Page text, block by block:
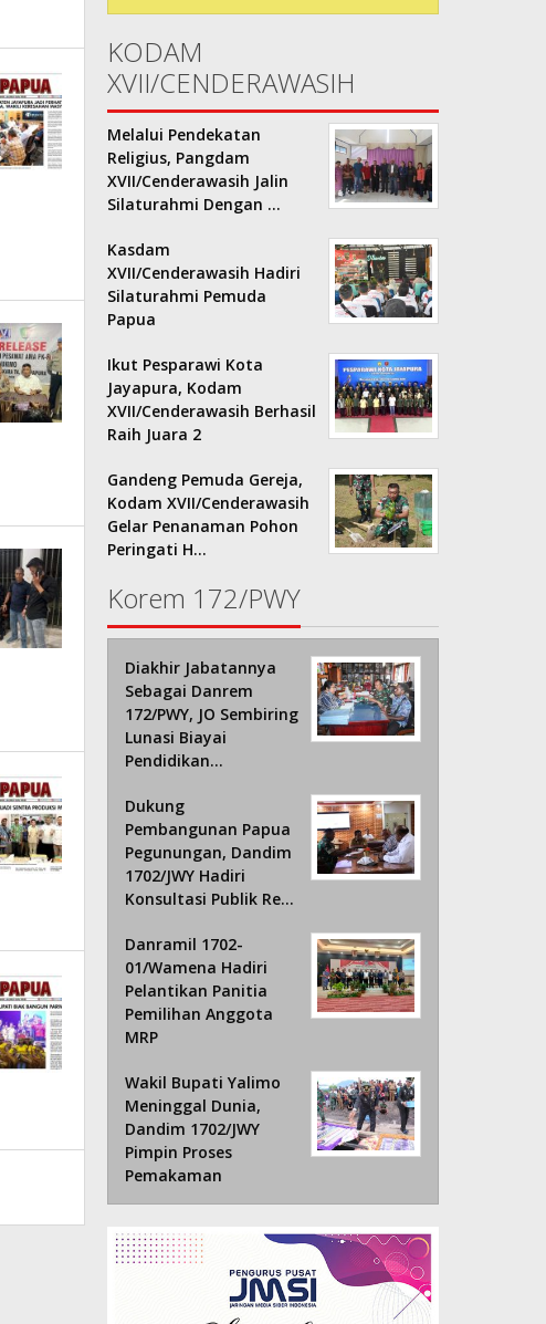
KODAM
XVII/CENDERAWASIH
Melalui Pendekatan
Religius, Pangdam
XVII/Cenderawasih Jalin
Silaturahmi Dengan …
Kasdam
XVII/Cenderawasih Hadiri
Silaturahmi Pemuda
Papua
Ikut Pesparawi Kota
Jayapura, Kodam
XVII/Cenderawasih Berhasil
Raih Juara 2
Gandeng Pemuda Gereja,
Kodam XVII/Cenderawasih
Gelar Penanaman Pohon
Peringati H…
Korem 172/PWY
Diakhir Jabatannya
Sebagai Danrem
172/PWY, JO Sembiring
Lunasi Biayai
Pendidikan…
Dukung
Pembangunan Papua
Pegunungan, Dandim
1702/JWY Hadiri
Konsultasi Publik Re…
Danramil 1702-
01/Wamena Hadiri
Pelantikan Panitia
Pemilihan Anggota
MRP
Wakil Bupati Yalimo
Meninggal Dunia,
Dandim 1702/JWY
Pimpin Proses
Pemakaman